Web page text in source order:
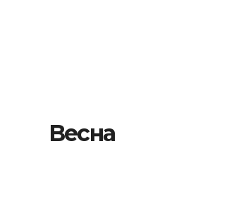
Весна